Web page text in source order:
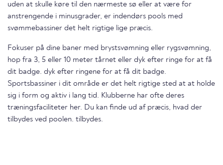
uden at skulle køre til den nærmeste sø eller at være for
anstrengende i minusgrader, er indendørs pools med
svømmebassiner det helt rigtige lige præcis.
Fokuser på dine baner med brystsvømning eller rygsvømning,
hop fra 3, 5 eller 10 meter tårnet eller dyk efter ringe for at få
dit badge. dyk efter ringene for at få dit badge.
Sportsbassiner i dit område er det helt rigtige sted at at holde
sig i form og aktiv i lang tid. Klubberne har ofte deres
træningsfaciliteter her. Du kan finde ud af præcis, hvad der
tilbydes ved poolen. tilbydes.